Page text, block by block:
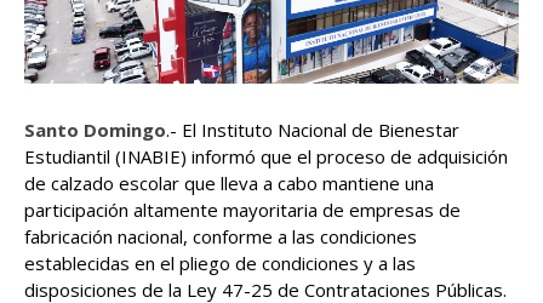
Santo Domingo.- El Instituto Nacional de Bienestar
Estudiantil (INABIE) informó que el proceso de adquisición
de calzado escolar que lleva a cabo mantiene una
participación altamente mayoritaria de empresas de
fabricación nacional, conforme a las condiciones
establecidas en el pliego de condiciones y a las
disposiciones de la Ley 47-25 de Contrataciones Públicas.